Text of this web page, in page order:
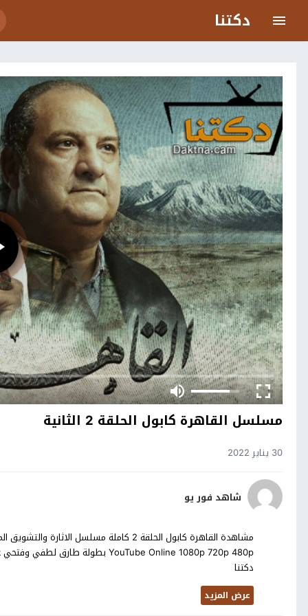
دكتنا
مسلسل القاهرة كابول الحلقة 2 الثانية
30 يناير 2022
شاهد فور يو
دكتنا
عرض المزيد